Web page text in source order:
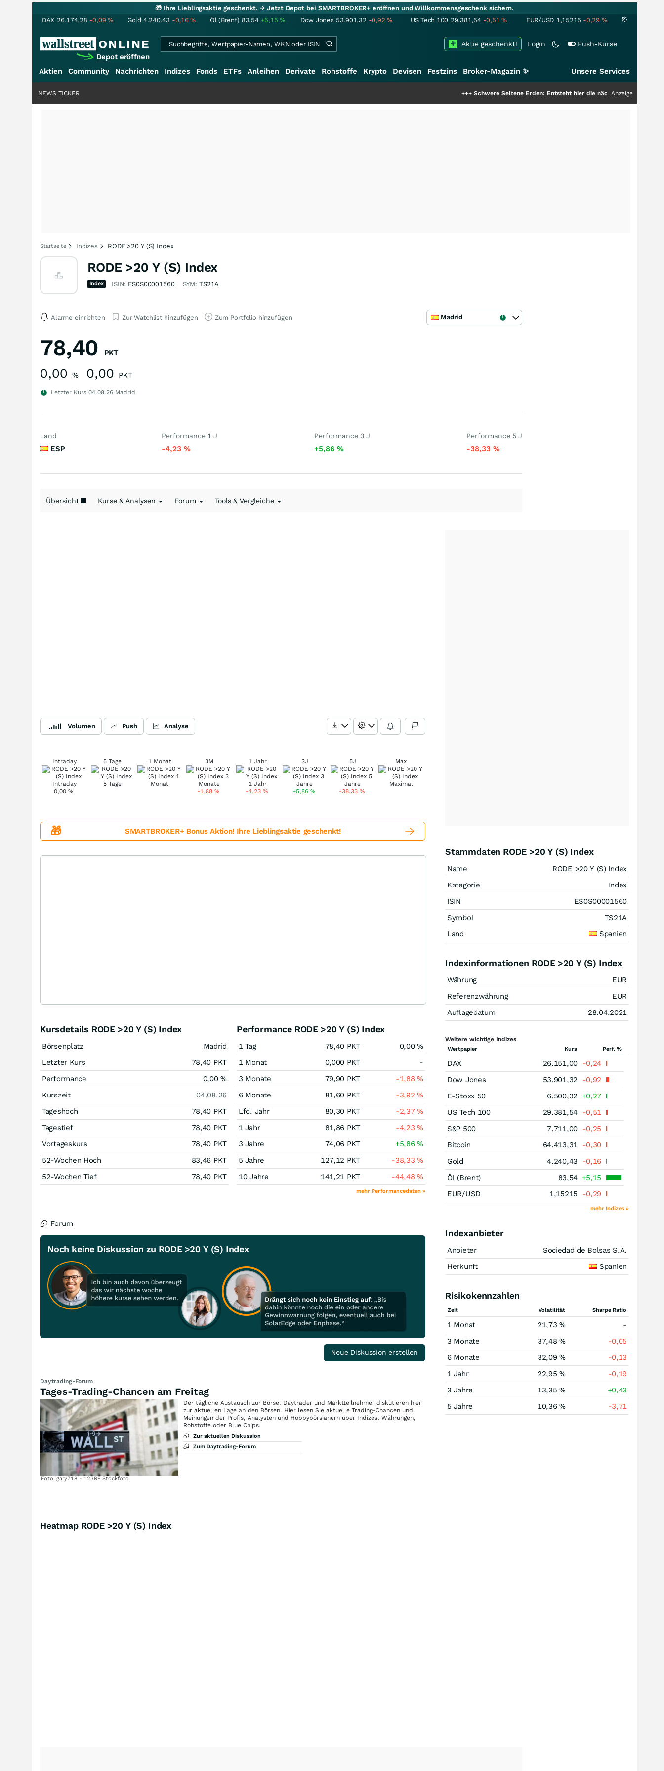
🎁 Ihre Lieblingsaktie geschenkt.→ Jetzt Depot bei SMARTBROKER+ eröffnen und Willkommensgeschenk sichern.
DAX 26.174,28 -0,09% Gold 4.240,43 -0,16% Öl (Brent) 83,54 +5,15% Dow Jones 53.901,32 -0,92% US Tech 100 29.381,54 -0,51% EUR/USD 1,15215 -0,29 %
Depot eröffnen
Login Push-Kurse
Aktie geschenkt!
Aktien Community Nachrichten Indizes Fonds ETFs Anleihen Derivate Rohstoffe Krypto Devisen Festzins Broker-Magazin ✨ Unsere Services
Schwere Seltene Erden: Entsteht hier die nächste Milliardenstory?+++
Anzeige
NEWS TICKER
Startseite Indizes RODE >20 Y (S) Index
RODE >20 Y (S) Index
Index ISIN: ES0S00001560 SYM: TS21A
Alarme einrichten Zur Watchlist hinzufügen Zum Portfolio hinzufügen Madrid
78,40 PKT
0,00 % 0,00 PKT
Letzter Kurs 04.08.26 Madrid
Land
ESP
Performance 1 J
-4,23%
Performance 3 J
+5,86 %
Performance 5 J
-38,33 %
Übersicht Kurse & Analysen Forum Tools & Vergleiche
Volumen Push Analyse
Intraday
0,00%
5 Tage 1 Monat 3M
-1,88 %
1 Jahr
-4,23 %
3J
+5,86 %
5J
-38,33 %
Max
🎁 SMARTBROKER+ Bonus Aktion! Ihre Lieblingsaktie geschenkt!
Kursdetails RODE >20 Y (S) Index
Börsenplatz
Madrid
Letzter Kurs
78,40 PKT
Performance
0,00%
Kurszeit
04.08.26
Tageshoch
78,40 PKT
Tagestief
78,40 PKT
Vortageskurs
78,40 PKT
52-Wochen Hoch
83,46 PKT
52-Wochen Tief
78,40 PKT
Performance RODE >20 Y (S) Index
1 Tag 78,40 PKT 0,00%
1 Monat
0,000 PKT
-
3 Monate
79,90 PKT -1,88%
6 Monate
81,60 PKT -3,92%
Lfd. Jahr
80,30 PKT -2,37%
1 Jahr
81,86 PKT -4,23%
3 Jahre
74,06 PKT +5,86%
5 Jahre
127,12 PKT -38,33%
10 Jahre
141,21 PKT -44,48%
mehr Performancedaten »
Forum
Noch keine Diskussion zu RODE >20 Y (S) Index
Neue Diskussion erstellen
Daytrading-Forum
Tages-Trading-Chancen am Freitag
Foto: gary718 - 123RF Stockfoto
Der tägliche Austausch zur Börse. Daytrader und Marktteilnehmer diskutieren hier
zur aktuellen Lage an den Börsen. Hier lesen Sie aktuelle Trading-Chancen und
Meinungen der Profis, Analysten und Hobbybörsianern über Indizes, Währungen,
Rohstoffe oder Blue Chips.
Zur aktuellen Diskussion
Zum Daytrading-Forum
Stammdaten RODE >20 Y (S) Index
Name
RODE >20 Y (S) Index
Kategorie
Index
ISIN
ES0S00001560
Symbol
TS21A
Land
Spanien
Indexinformationen RODE >20 Y (S) Index
Währung
EUR
Referenzwährung
EUR
Auflagedatum
28.04.2021
Weitere wichtige Indizes
Wertpapier Kurs Perf. %
DAX 26.151,00
-0,24
Dow Jones
53.901,32
-0,92
E-Stoxx 50
6.500,32
+0,27
US Tech 100
29.381,54
-0,51
S&P 500
7.711,00
-0,25
Bitcoin
64.413,31
-0,30
Gold
4.240,43
-0,16
Öl (Brent)
83,54 +5,15
EUR/USD
1,15215 -0,29
mehr Indizes »
Indexanbieter
Anbieter
Sociedad de Bolsas S.A.
Herkunft
Spanien
Risikokennzahlen
Zeit Volatilität Sharpe Ratio
1 Monat 21,73 %
-
3 Monate
37,48 %
-0,05
6 Monate
32,09 %
-0,13
1 Jahr
22,95 %
-0,19
3 Jahre
13,35 %
+0,43
5 Jahre
10,36 % -3,71
Heatmap RODE >20 Y (S) Index